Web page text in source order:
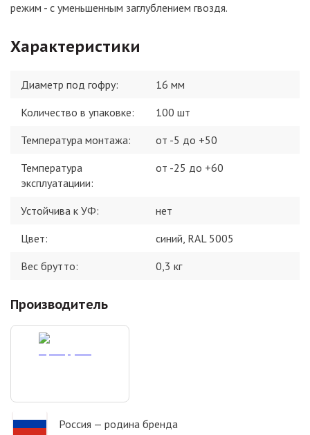
режим - с уменьшенным заглублением гвоздя.
Характеристики
Диаметр под гофру:
16 мм
Количество в упаковке:
100 шт
Температура монтажа:
от -5 до +50
Температура
эксплуатациии:
от -25 до +60
Устойчива к УФ:
нет
Цвет:
синий, RAL 5005
Вес брутто:
0,3 кг
Производитель
Россия — родина бренда